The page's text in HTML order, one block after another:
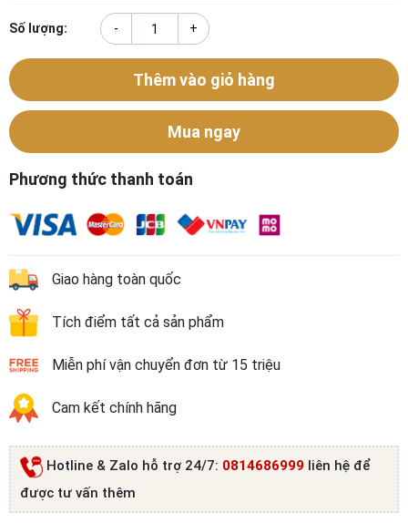
Số lượng: - +
Thêm vào giỏ hàng
Mua ngay
Phương thức thanh toán
Giao hàng toàn quốc
Tích điểm tất cả sản phẩm
Miễn phí vận chuyển đơn từ 15 triệu
Cam kết chính hãng
Hotline & Zalo hỗ trợ 24/7: 0814686999 liên hệ để
được tư vấn thêm